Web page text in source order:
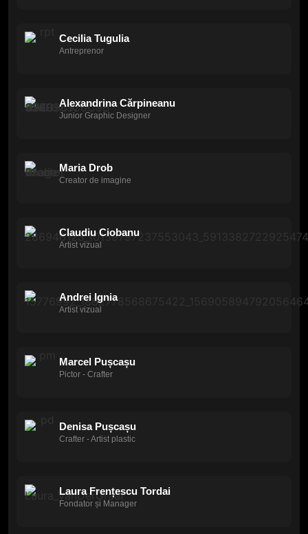
Cecilia Tugulia
Antreprenor
Alexandrina Cărpineanu
Junior Graphic Designer
Maria Drob
Creator de imagine
Claudiu Ciobanu
Artist vizual
Andrei Ignia
Artist vizual
Marcel Pușcașu
Pictor - Crafter
Denisa Pușcașu
Crafter - Artist plastic
Laura Frențescu Tordai
Fondator și Manager